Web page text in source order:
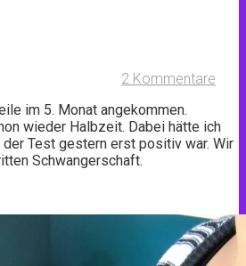
2 Kommentare
im 5. Monat angekommen.
wieder Halbzeit. Dabei hätte ich
Test gestern erst positiv war. Wir
Schwangerschaft.